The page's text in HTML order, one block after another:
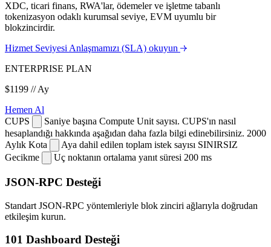
XDC, ticari finans, RWA'lar, ödemeler ve işletme tabanlı
tokenizasyon odaklı kurumsal seviye, EVM uyumlu bir
blokzincirdir.
Hizmet Seviyesi Anlaşmamızı (SLA) okuyun
ENTERPRISE PLAN
$1199 // Ay
Hemen Al
CUPS
Saniye başına Compute Unit sayısı. CUPS'ın nasıl
hesaplandığı hakkında aşağıdan daha fazla bilgi edinebilirsiniz. 2000
Aylık Kota
Aya dahil edilen toplam istek sayısı SINIRSIZ
Gecikme
Uç noktanın ortalama yanıt süresi 200 ms
JSON-RPC Desteği
Standart JSON-RPC yöntemleriyle blok zinciri ağlarıyla doğrudan
etkileşim kurun.
101 Dashboard Desteği